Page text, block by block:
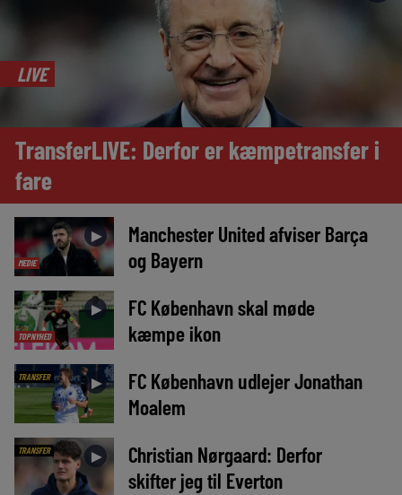
LIVE
TransferLIVE: Derfor er kæmpetransfer i
fare
MEDIE
►
Manchester United afviser Barça
og Bayern
TOPNYHED
►
FC København skal møde
kæmpe ikon
TRANSFER ►
FC København udlejer Jonathan
Moalem
TRANSFER ►
Christian Nørgaard: Derfor
skifter jeg til Everton